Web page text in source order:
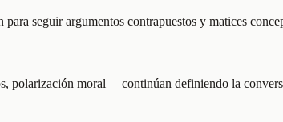
seguir argumentos contrapuestos y matices
polarización moral— continúan definiendo la